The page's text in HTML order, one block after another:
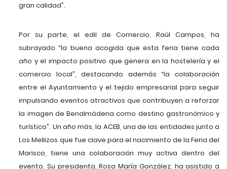
gran calidad”.
Por su parte, el edil de Comercio, Raúl Campos, ha
subrayado “la buena acogida que esta feria tiene cada
año y el impacto positivo que genera en la hostelería y el
comercio local”, destacando además “la colaboración
entre el Ayuntamiento y el tejido empresarial para seguir
impulsando eventos atractivos que contribuyen a reforzar
la imagen de Benalmádena como destino gastronómico y
turístico”. Un año más, la ACEB, una de las entidades junto a
Los Mellizos que fue clave para el nacimiento de la Feria del
Marisco, tiene una colaboración muy activa dentro del
evento. Su presidenta, Rosa María González, ha asistido a